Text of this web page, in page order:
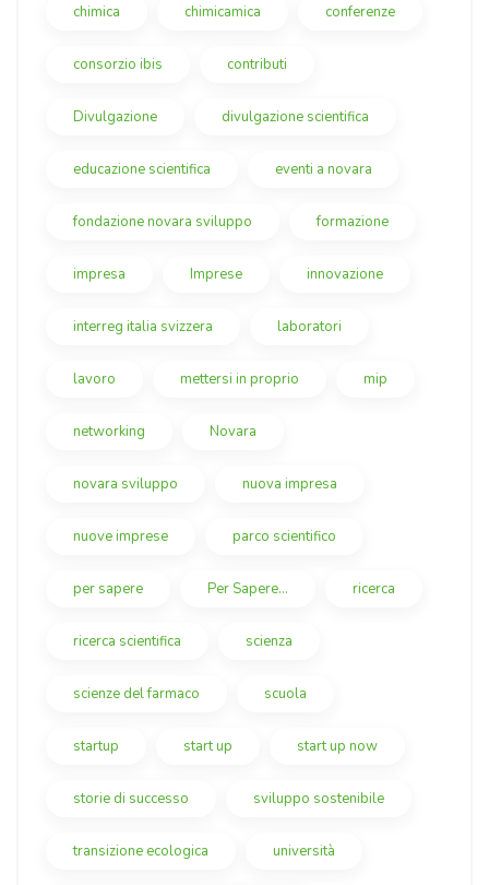
chimica chimicamica conferenze
consorzio ibis contributi
Divulgazione divulgazione scientifica
educazione scientifica eventi a novara
fondazione novara sviluppo formazione
impresa Imprese innovazione
interreg italia svizzera laboratori
lavoro mettersi in proprio mip
networking Novara
novara sviluppo nuova impresa
nuove imprese parco scientifico
per sapere Per Sapere... ricerca
ricerca scientifica scienza
scienze del farmaco scuola
startup start up start up now
storie di successo sviluppo sostenibile
transizione ecologica università